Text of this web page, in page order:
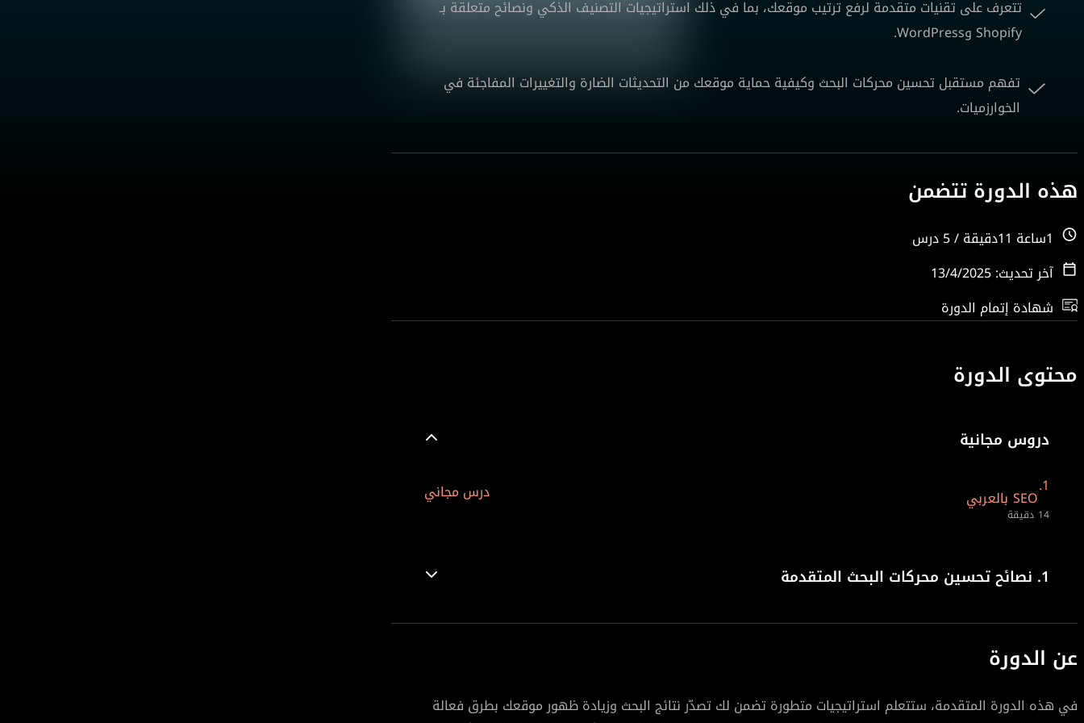
تتعرف على تقنيات متقدمة لرفع ترتيب موقعك، بما في ذلك استراتيجيات التصنيف الذكي ونصائح متعلقة بـ
Shopify وWordPress.
تفهم مستقبل تحسين محركات البحث وكيفية حماية موقعك من التحديثات الضارة والتغييرات المفاجئة في
الخوارزميات.
هذه الدورة تتضمن
آخر تحديث: 13/4/2025
شهادة إتمام الدورة
محتوى الدورة
دروس مجانية
1.
SEO بالعربي درس مجاني
14 دقيقة
1. نصائح تحسين محركات البحث المتقدمة
عن الدورة
في هذه الدورة المتقدمة، ستتعلم استراتيجيات متطورة تضمن لك تصدّر نتائج البحث وزيادة ظهور موقعك بطرق فعالة